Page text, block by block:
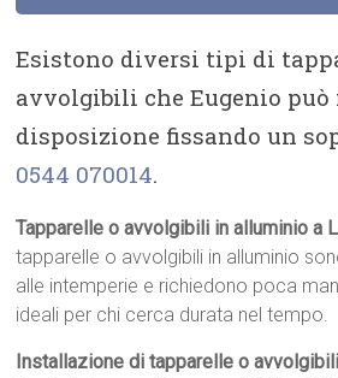
Esistono diversi tipi di
avvolgibili che Eugenio può
disposizione fissando un
0544 070014.
Tapparelle o avvolgibili in alluminio a
tapparelle o avvolgibili in alluminio
alle intemperie e richiedono poca
ideali per chi cerca durata nel tempo.
Installazione di tapparelle o